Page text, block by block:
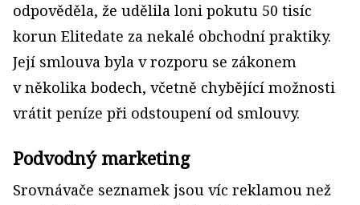
odpověděla, že udělila loni pokutu 50 tisíc
korun Elitedate za nekalé obchodní praktiky.
Její smlouva byla v rozporu se zákonem
v několika bodech, včetně chybějící možnosti
vrátit peníze při odstoupení od smlouvy.
Podvodný marketing
Srovnávače seznamek jsou víc reklamou než